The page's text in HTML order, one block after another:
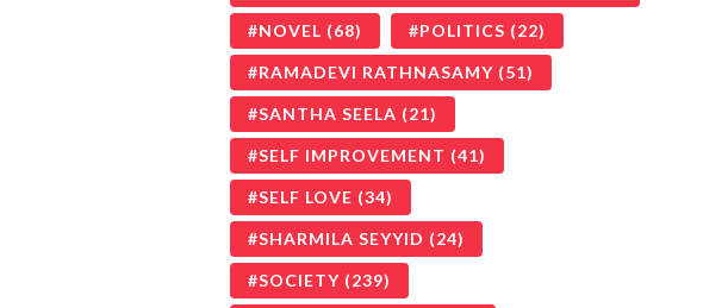
NOVEL (68) POLITICS (22)
RAMADEVI RATHNASAMY (51)
SANTHA SEELA (21)
SELF IMPROVEMENT (41)
SELF LOVE (34)
SHARMILA SEYYID (24)
SOCIETY (239)